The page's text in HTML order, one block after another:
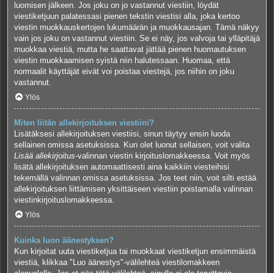
luomisen jälkeen. Jos joku on jo vastannut viestiin, löydät
viestiketjuun palatessasi pienen tekstin viestisi alla, joka kertoo
viestin muokkauskertojen lukumäärän ja muokkausajan. Tämä näkyy
vain jos joku on vastannut viestiin. Se ei näy, jos valvoja tai ylläpitäjä
muokkaa viestiä, mutta he saattavat jättää pienen huomautuksen
viestin muokkaamisen syistä niin halutessaan. Huomaa, että
normaalit käyttäjät eivät voi poistaa viestejä, jos niihin on joku
vastannut.
Ylös
Miten liitän allekirjoituksen viestiini?
Lisätäksesi allekirjoituksen viestiisi, sinun täytyy ensin luoda
sellainen omissa asetuksissa. Kun olet luonut sellaisen, voit valita
Lisää allekirjoitus-valinnan viestin kirjoituslomakkeessa. Voit myös
lisätä allekirjoituksen automaattisesti aina kaikkiin viesteihisi
tekemällä valinnan omissa asetuksissa. Jos teet niin, voit silti estää
allekirjoituksen liittämisen yksittäiseen viestiin poistamalla valinnan
viestinkirjoituslomakkeessa.
Ylös
Kuinka luon äänestyksen?
Kun kirjoitat uuta viestiketjua tai muokkaat viestiketjun ensimmäistä
viestiä, klikkaa "Luo äänestys"-välilehteä viestilomakkeen